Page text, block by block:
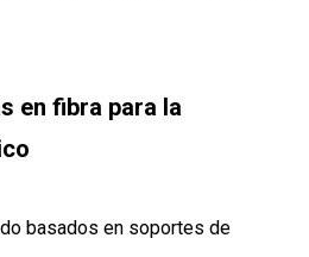
en fibra para la
basados en soportes de